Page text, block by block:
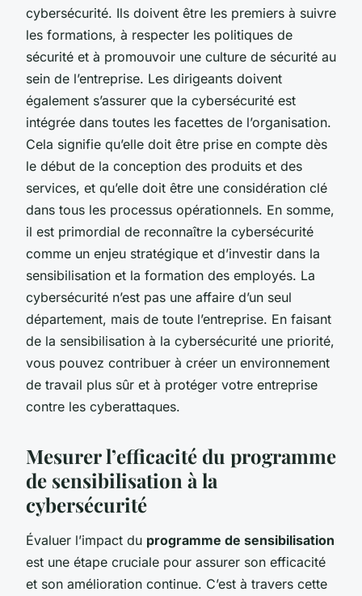
cybersécurité. Ils doivent être les premiers à suivre
les formations, à respecter les politiques de
sécurité et à promouvoir une culture de sécurité au
sein de l’entreprise. Les dirigeants doivent
également s’assurer que la cybersécurité est
intégrée dans toutes les facettes de l’organisation.
Cela signifie qu’elle doit être prise en compte dès
le début de la conception des produits et des
services, et qu’elle doit être une considération clé
dans tous les processus opérationnels. En somme,
il est primordial de reconnaître la cybersécurité
comme un enjeu stratégique et d’investir dans la
sensibilisation et la formation des employés. La
cybersécurité n’est pas une affaire d’un seul
département, mais de toute l’entreprise. En faisant
de la sensibilisation à la cybersécurité une priorité,
vous pouvez contribuer à créer un environnement
de travail plus sûr et à protéger votre entreprise
contre les cyberattaques.
Mesurer l’efficacité du programme
de sensibilisation à la
cybersécurité
Évaluer l’impact du programme de sensibilisation
est une étape cruciale pour assurer son efficacité
et son amélioration continue. C’est à travers cette